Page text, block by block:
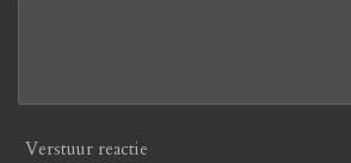
Verstuur reactie